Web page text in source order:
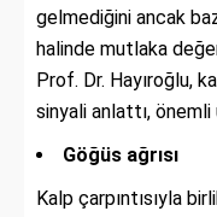
gelmediğini ancak
halinde mutlaka
Prof. Dr. Hayıroğlu,
sinyali anlattı, önemli
Göğüs ağrısı
Kalp çarpıntısıyla